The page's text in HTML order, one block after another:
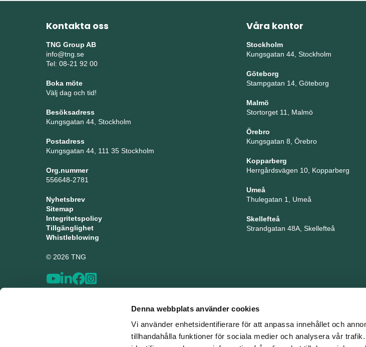
Denna webbplats använder cookies
Vi använder enhetsidentifierare för att anpassa innehållet och
tillhandahålla funktioner för sociala medier och analysera vår
Kontakta oss
TNG Group AB
info@tng.se
Tel: 08-21 92 00
Boka möte
Välj dag och tid!
Besöksadress
Kungsgatan 44, Stockholm
Postadress
Kungsgatan 44, 111 35 Stockholm
Org.nummer
556648-2781
Nyhetsbrev
Sitemap
Integritetspolicy
Tillgänglighet
Whistleblowing
© 2026 TNG
Våra kontor
Stockholm
Kungsgatan 44, Stockholm
Göteborg
Stampgatan 14, Göteborg
Malmö
Stortorget 11, Malmö
Örebro
Kungsgatan 8, Örebro
Kopparberg
Herrgårdsvägen 10, Kopparberg
Umeå
Thulegatan 1, Umeå
Skellefteå
Strandgatan 48A, Skellefteå